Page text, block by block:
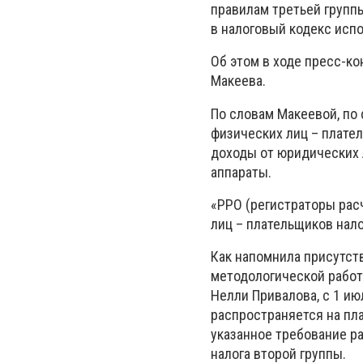
правилам третьей
в налоговый кодекс
Об этом в ходе пресс-
Макеева.
По словам Макеевой, по
физических лиц –
доходы от
аппараты.
«РРО (регистраторы
лиц – плательщиков
Как напомнила
методологической
Нелли Привалова, с 1
распространяется на
указанное требование
налога второй группы.